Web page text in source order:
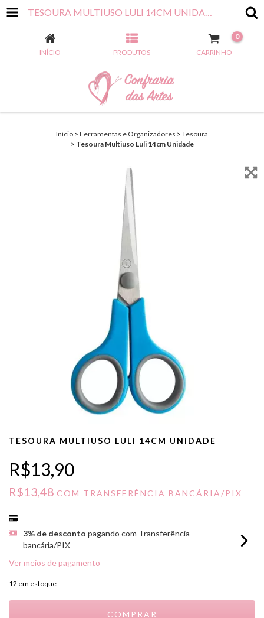
TESOURA MULTIUSO LULI 14CM UNIDADE
INÍCIO PRODUTOS CARRINHO
0
Início > Ferramentas e Organizadores > Tesoura
> Tesoura Multiuso Luli 14cm Unidade
TESOURA MULTIUSO LULI 14CM UNIDADE
R$13,90
R$13,48 COM TRANSFERÊNCIA BANCÁRIA/PIX
3% de desconto pagando com Transferência
bancária/PIX
Ver meios de pagamento
12 em estoque